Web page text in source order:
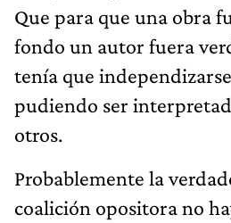
Que para que una obra
fondo un autor fuera
tenía que
pudiendo ser
otros.
Probablemente la
coalición opositora no